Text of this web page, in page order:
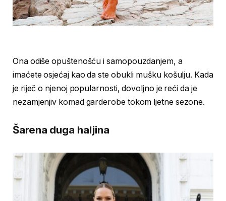
Ona odiše opuštenošću i samopouzdanjem, a
imaćete osjećaj kao da ste obukli mušku košulju. Kada
je riječ o njenoj popularnosti, dovoljno je reći da je
nezamjenjiv komad garderobe tokom ljetne sezone.
Šarena duga haljina